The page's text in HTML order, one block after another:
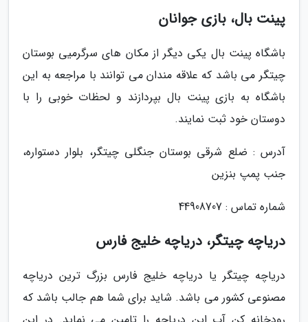
پینت بال، بازی جوانان
باشگاه پینت بال یکی دیگر از مکان های سرگرمیی بوستان
چیتگر می باشد که علاقه مندان می توانند با مراجعه به این
باشگاه به بازی پینت بال بپردازند و لحظات خوبی را با
دوستان خود ثبت نمایند.
آدرس : ضلع شرقی بوستان جنگلی چیتگر، بلوار دستواره،
جنب پمپ بنزین
شماره تماس : 44908707
دریاچه چیتگر، دریاچه خلیج فارس
دریاچه چیتگر یا دریاچه خلیج فارس بزرگ ترین دریاچه
مصنوعی کشور می باشد. شاید برای شما هم جالب باشد که